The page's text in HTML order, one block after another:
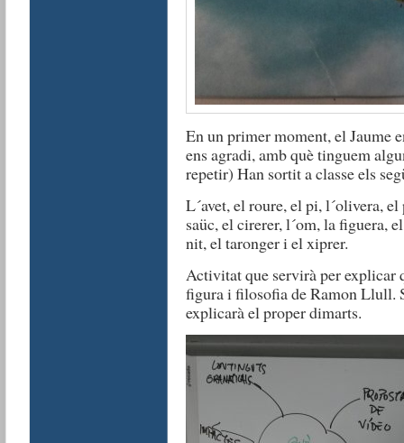
En un primer moment, el Jaume
ens agradi, amb què tinguem
repetir) Han sortit a classe els
L´avet, el roure, el pi, l´olivera,
saüc, el cirerer, l´om, la figuera,
nit, el taronger i el xiprer.
Activitat que servirà per explicar
figura i filosofia de Ramon Llull.
explicarà el proper dimarts.